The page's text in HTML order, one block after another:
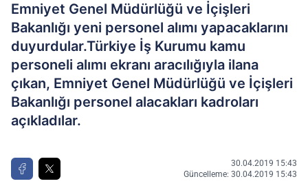
Emniyet Genel Müdürlüğü ve İçişleri
Bakanlığı yeni personel alımı yapacaklarını
duyurdular.Türkiye İş Kurumu kamu
personeli alımı ekranı aracılığıyla ilana
çıkan, Emniyet Genel Müdürlüğü ve İçişleri
Bakanlığı personel alacakları kadroları
açıkladılar.
30.04.2019 15:43
Güncelleme: 30.04.2019 15:43